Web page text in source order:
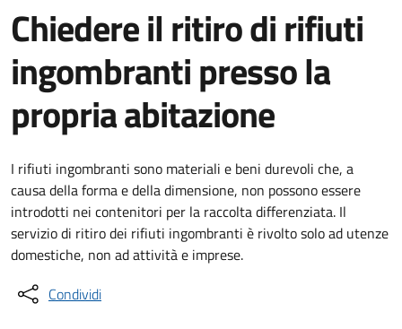
Chiedere il ritiro di rifiuti
ingombranti presso la
propria abitazione
I rifiuti ingombranti sono materiali e beni durevoli che, a
causa della forma e della dimensione, non possono essere
introdotti nei contenitori per la raccolta differenziata. Il
servizio di ritiro dei rifiuti ingombranti è rivolto solo ad utenze
domestiche, non ad attività e imprese.
Condividi